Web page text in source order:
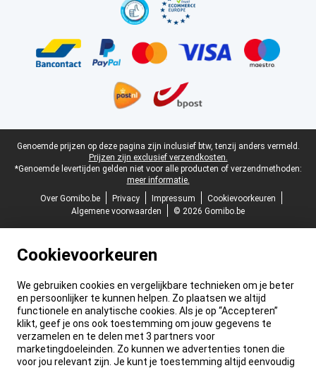
Juridische voettekst
Genoemde prijzen op deze pagina zijn inclusief btw, tenzij anders vermeld.
Prijzen zijn exclusief verzendkosten.
*Genoemde levertijden gelden niet voor alle producten of verzendmethoden:
meer informatie.
Over Gomibo.be
Privacy Impressum
Cookievoorkeuren
Algemene voorwaarden
© 2026 Gomibo.be
Cookievoorkeuren
We gebruiken cookies en vergelijkbare technieken om je beter
en persoonlijker te kunnen helpen. Zo plaatsen we altijd
functionele en analytische cookies. Als je op “Accepteren”
klikt, geef je ons ook toestemming om jouw gegevens te
verzamelen en te delen met 3 partners voor
marketingdoeleinden. Zo kunnen we advertenties tonen die
voor jou relevant zijn. Je kunt je toestemming altijd eenvoudig